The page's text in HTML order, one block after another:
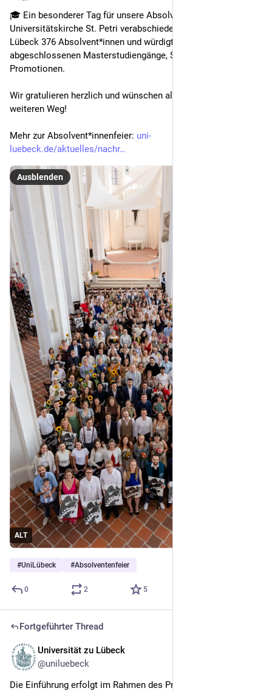
🎓 Ein besonderer Tag für unsere Absolvent*innen: In der
Universitätskirche St. Petri verabschiedete die Universität zu
Lübeck 376 Absolvent*innen und würdigte ihre erfolgreich
abgeschlossenen Masterstudiengänge, Staatsexamina und
Promotionen.
Wir gratulieren herzlich und wünschen alles Gute für den
weiteren Weg!
Mehr zur Absolvent*innenfeier: uni-
luebeck.de/aktuelles/nachr
ALT
Ausblenden
#UniLübeck #Absolventenfeier
0 2 5
Fortgeführter Thread
Universität zu Lübeck
@uniluebeck
Die Einführung erfolgt im Rahmen des Projekts